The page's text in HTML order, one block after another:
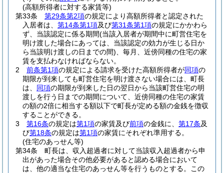
(高額所得者に対する家賃等)
第33条
第29条第2項の規定により高額所得者と認定された
入居者は、 第14条第1項及び第31条第1項の規定にかかわら
ず、当該認定に係る期間(当該入居者が期間中に町営住宅を
明け渡した場合にあっては、当該認定の効力が生じる日か
ら当該明け渡しの日までの間) 、毎月、近傍同種の住宅の家
賃を支払わなければならない。
2
前条第1項の規定による請求を受けた高額所得者が同項の
期限が到来しても町営住宅を明け渡さない場合には、町長
は、 同項の期限が到来した日の翌日から当該町営住宅の明
渡しを行う日までの期間について、近傍同種の住宅の家賃
の額の2倍に相当する額以下で町長が定める額の金銭を徴収
することができる。
3
第16条の規定は第1項の家賃及び前項の金銭に、 第17条及
び第18条の規定は第1項の家賃にそれぞれ準用する。
(住宅のあっせん等)
第34条
町長は、収入超過者に対して当該収入超過者から申
出があった場合その他必要があると認める場合において
は、他の適当な住宅のあっせん等を行うものとする。
この